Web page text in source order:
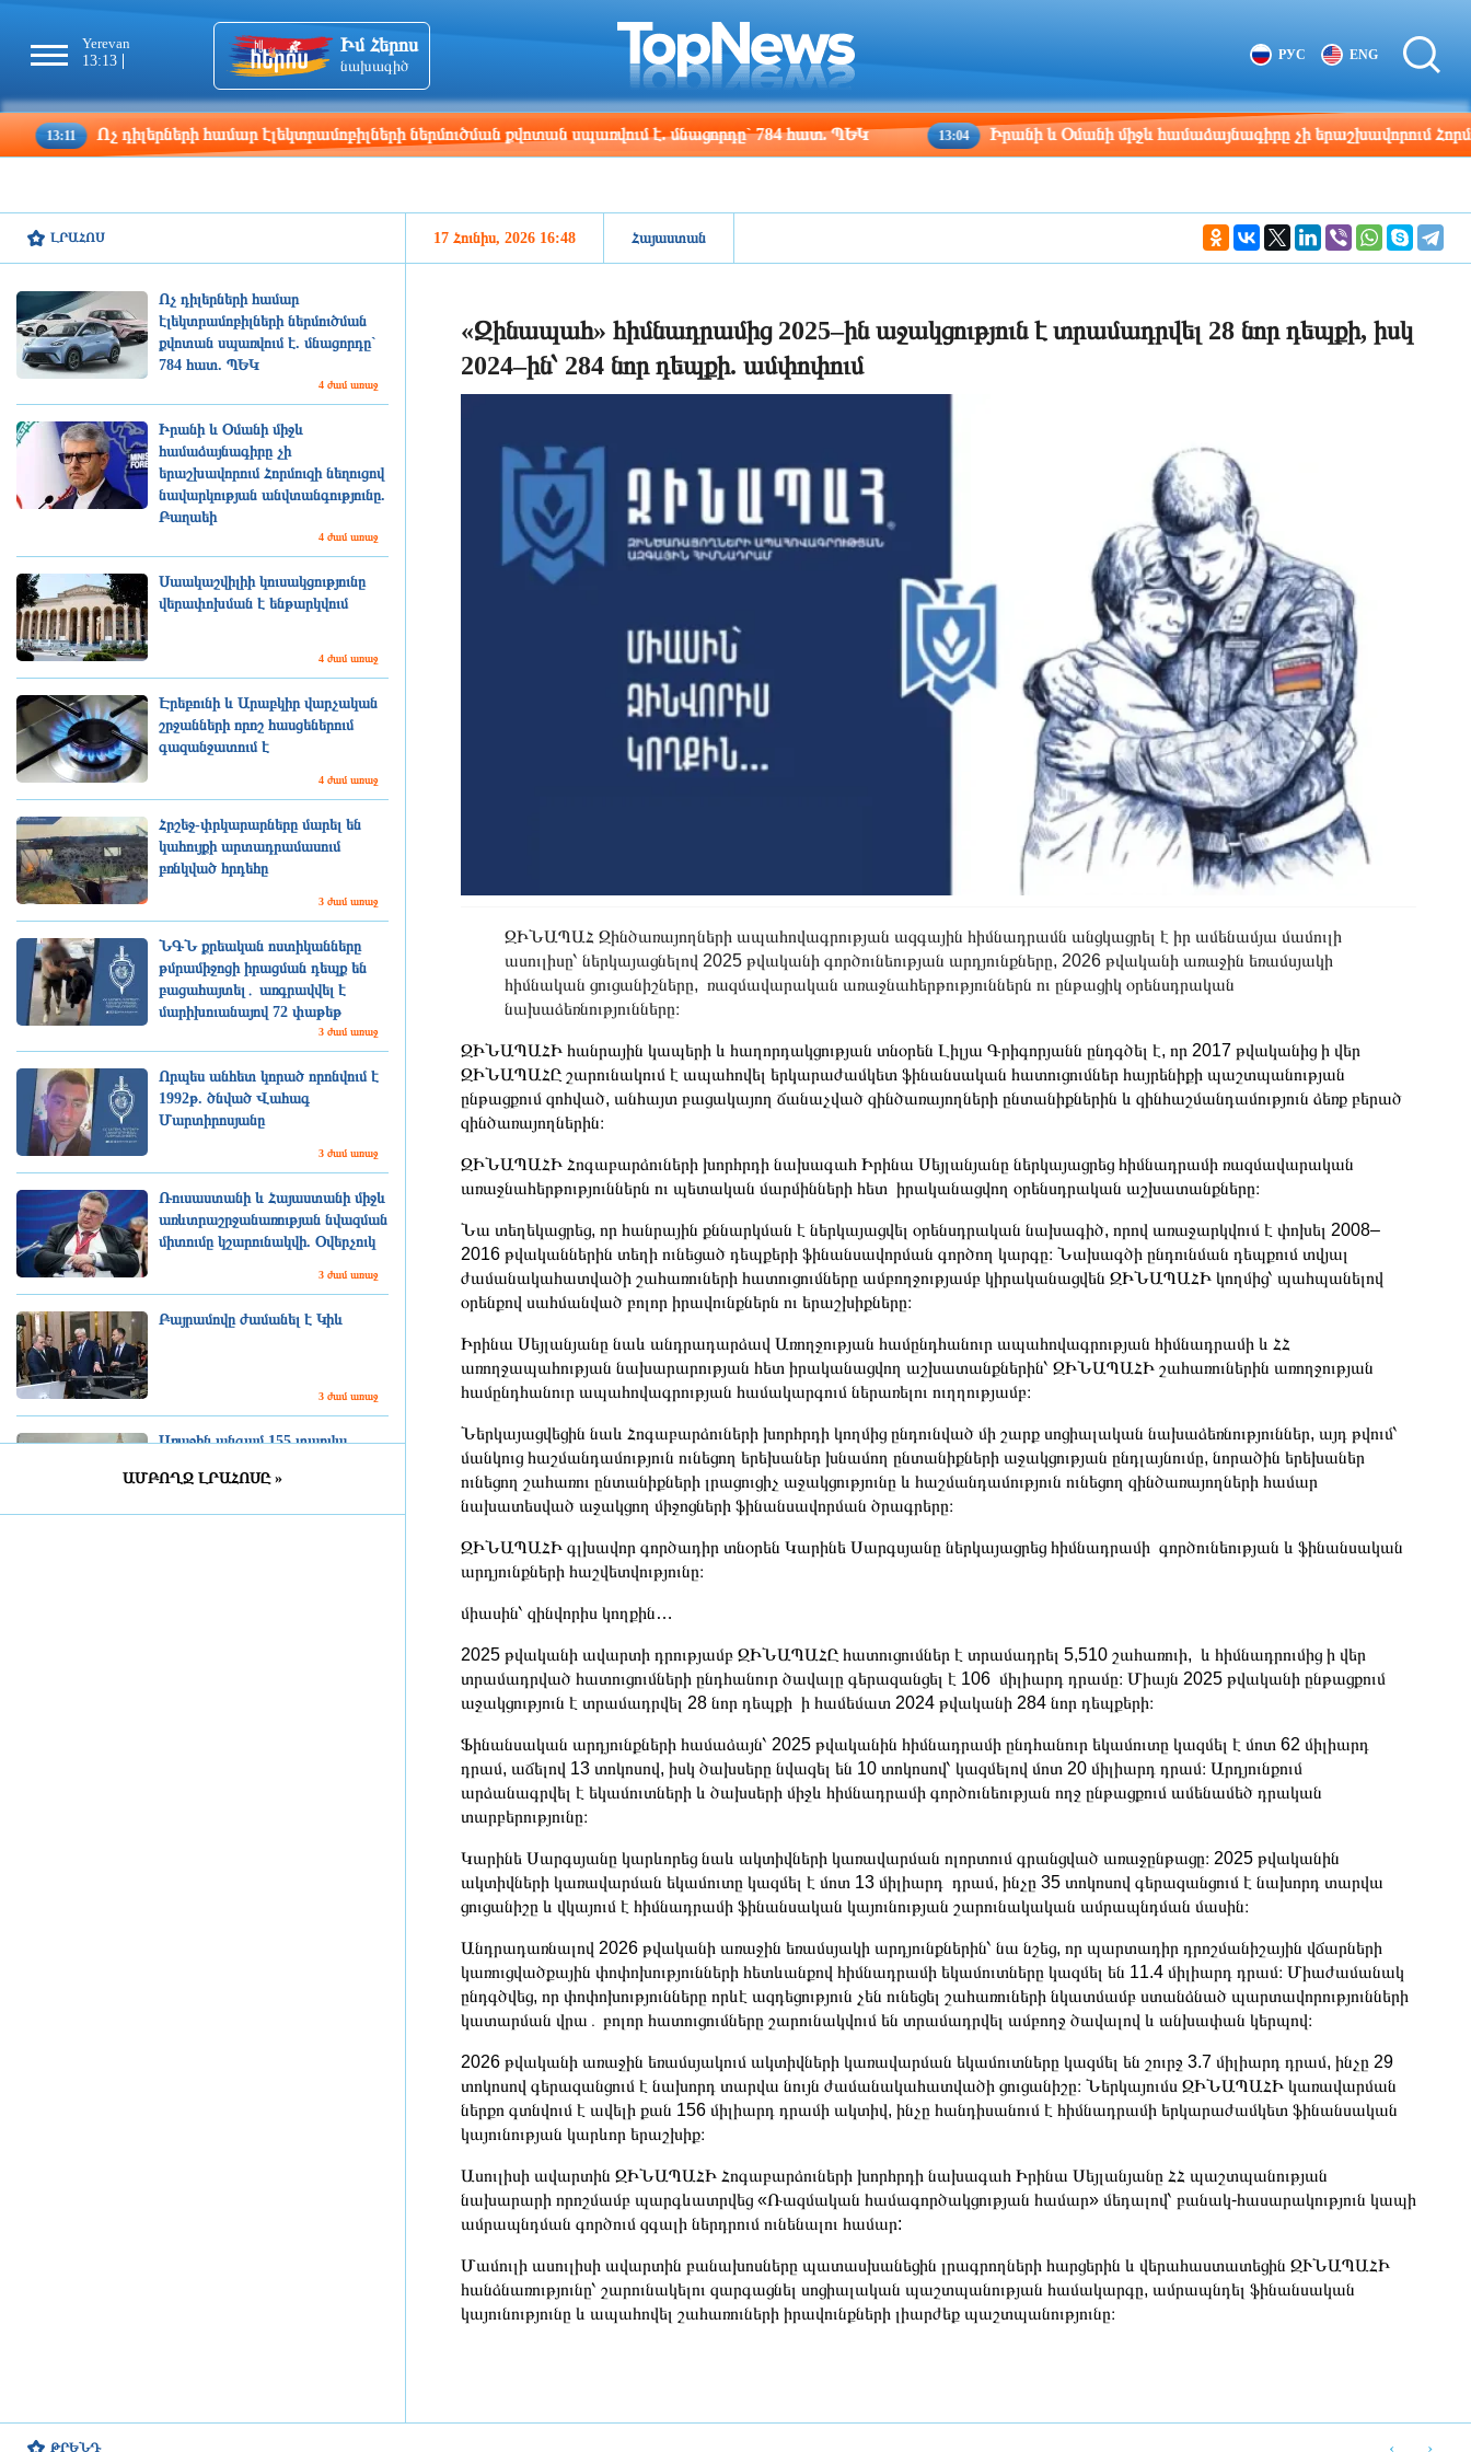
Yerevan
13:13
Tbilisi
13:13
Moscow
12:13
Los Angeles
02:13
Beijing
17:13
Իմ Հերոս
նախագիծ
РУС ENG
Ոչ դիլերների համար էլեկտրամոբիլների ներմուծման քվոտան սպառվում է. մնացորդը` 784 հատ. ՊԵԿ 13:04 Իրանի և Օմանի միջև համաձայնագիրը չի երաշխավորում Հորմուզի
ԼՐԱՀՈՍ
Ոչ դիլերների համար
էլեկտրամոբիլների ներմուծման
քվոտան սպառվում է. մնացորդը`
784 հատ. ՊԵԿ
4 ժամ առաջ
Իրանի և Օմանի միջև
համաձայնագիրը չի
երաշխավորում Հորմուզի նեղուցով
նավարկության անվտանգությունը.
Բաղաեի
4 ժամ առաջ
Սաակաշվիլիի կուսակցությունը
վերափոխման է ենթարկվում
4 ժամ առաջ
Էրեբունի և Արաբկիր վարչական
շրջանների որոշ հասցեներում
գազանջատում է
4 ժամ առաջ
Հրշեջ-փրկարարները մարել են
կահույքի արտադրամասում
բռնկված հրդեհը
3 ժամ առաջ
ՆԳՆ քրեական ոստիկանները
թմրամիջոցի իրացման դեպք են
բացահայտել․ առգրավվել է
մարիխուանայով 72 փաթեթ
3 ժամ առաջ
Որպես անհետ կորած որոնվում է
1992թ. ծնված Վահագ
Մարտիրոսյանը
3 ժամ առաջ
Ռուսաստանի և Հայաստանի միջև
առևտրաշրջանառության նվազման
միտումը կշարունակվի. Օվերչուկ
3 ժամ առաջ
Բայրամովը ժամանել է Կիև
3 ժամ առաջ
Առաջին անգամ 155 տարվա
ամիս անձրև չի տեղացել
3 ժամ առաջ
խորհրդի նիստին. օրակարգում
ԱՄԲՈՂՋ ԼՐԱՀՈՍԸ »
17 Հունիս, 2026 16:48 Հայաստան
«Զինապահ» հիմնադրամից 2025–ին աջակցություն է տրամադրվել 28 նոր դեպքի, իսկ
2024–ին՝ 284 նոր դեպքի. ամփոփում
ԶԻՆԱՊԱՀ Զինծառայողների ապահովագրության ազգային հիմնադրամն անցկացրել է իր ամենամյա մամուլի
ասուլիսը՝ ներկայացնելով 2025 թվականի գործունեության արդյունքները, 2026 թվականի առաջին եռամսյակի
հիմնական ցուցանիշները, ռազմավարական առաջնահերթություններն ու ընթացիկ օրենսդրական
նախաձեռնությունները։
ԶԻՆԱՊԱՀԻ հանրային կապերի և հաղորդակցության տնօրեն Լիլյա Գրիգորյանն ընդգծել է, որ 2017 թվականից ի վեր
ԶԻՆԱՊԱՀԸ շարունակում է ապահովել երկարաժամկետ ֆինանսական հատուցումներ հայրենիքի պաշտպանության
ընթացքում զոհված, անհայտ բացակայող ճանաչված զինծառայողների ընտանիքներին և զինհաշմանդամություն ձեռք բերած
զինծառայողներին։
ԶԻՆԱՊԱՀԻ Հոգաբարձուների խորհրդի նախագահ Իրինա Սեյլանյանը ներկայացրեց հիմնադրամի ռազմավարական
առաջնահերթություններն ու պետական մարմինների հետ իրականացվող օրենսդրական աշխատանքները։
Նա տեղեկացրեց, որ հանրային քննարկման է ներկայացվել օրենսդրական նախագիծ, որով առաջարկվում է փոխել 2008–
2016 թվականներին տեղի ունեցած դեպքերի ֆինանսավորման գործող կարգը։ Նախագծի ընդունման դեպքում տվյալ
ժամանակահատվածի շահառուների հատուցումները ամբողջությամբ կիրականացվեն ԶԻՆԱՊԱՀԻ կողմից՝ պահպանելով
օրենքով սահմանված բոլոր իրավունքներն ու երաշխիքները։
Իրինա Սեյլանյանը նաև անդրադարձավ Առողջության համընդհանուր ապահովագրության հիմնադրամի և ՀՀ
առողջապահության նախարարության հետ իրականացվող աշխատանքներին՝ ԶԻՆԱՊԱՀԻ շահառուներին առողջության
համընդհանուր ապահովագրության համակարգում ներառելու ուղղությամբ։
Ներկայացվեցին նաև Հոգաբարձուների խորհրդի կողմից ընդունված մի շարք սոցիալական նախաձեռնություններ, այդ թվում՝
մանկուց հաշմանդամություն ունեցող երեխաներ խնամող ընտանիքների աջակցության ընդլայնումը, նորածին երեխաներ
ունեցող շահառու ընտանիքների լրացուցիչ աջակցությունը և հաշմանդամություն ունեցող զինծառայողների համար
նախատեսված աջակցող միջոցների ֆինանսավորման ծրագրերը։
ԶԻՆԱՊԱՀԻ գլխավոր գործադիր տնօրեն Կարինե Սարգսյանը ներկայացրեց հիմնադրամի գործունեության և ֆինանսական
արդյունքների հաշվետվությունը։
միասին՝ զինվորիս կողքին…
2025 թվականի ավարտի դրությամբ ԶԻՆԱՊԱՀԸ հատուցումներ է տրամադրել 5,510 շահառուի, և հիմնադրումից ի վեր
տրամադրված հատուցումների ընդհանուր ծավալը գերազանցել է 106 միլիարդ դրամը։ Միայն 2025 թվականի ընթացքում
աջակցություն է տրամադրվել 28 նոր դեպքի ի համեմատ 2024 թվականի 284 նոր դեպքերի։
Ֆինանսական արդյունքների համաձայն՝ 2025 թվականին հիմնադրամի ընդհանուր եկամուտը կազմել է մոտ 62 միլիարդ
դրամ, աճելով 13 տոկոսով, իսկ ծախսերը նվազել են 10 տոկոսով՝ կազմելով մոտ 20 միլիարդ դրամ։ Արդյունքում
արձանագրվել է եկամուտների և ծախսերի միջև հիմնադրամի գործունեության ողջ ընթացքում ամենամեծ դրական
տարբերությունը։
Կարինե Սարգսյանը կարևորեց նաև ակտիվների կառավարման ոլորտում գրանցված առաջընթացը։ 2025 թվականին
ակտիվների կառավարման եկամուտը կազմել է մոտ 13 միլիարդ դրամ, ինչը 35 տոկոսով գերազանցում է նախորդ տարվա
ցուցանիշը և վկայում է հիմնադրամի ֆինանսական կայունության շարունակական ամրապնդման մասին։
Անդրադառնալով 2026 թվականի առաջին եռամսյակի արդյունքներին՝ նա նշեց, որ պարտադիր դրոշմանիշային վճարների
կառուցվածքային փոփոխությունների հետևանքով հիմնադրամի եկամուտները կազմել են 11.4 միլիարդ դրամ։ Միաժամանակ
ընդգծվեց, որ փոփոխությունները որևէ ազդեցություն չեն ունեցել շահառուների նկատմամբ ստանձնած պարտավորությունների
կատարման վրա․ բոլոր հատուցումները շարունակվում են տրամադրվել ամբողջ ծավալով և անխափան կերպով։
2026 թվականի առաջին եռամսյակում ակտիվների կառավարման եկամուտները կազմել են շուրջ 3.7 միլիարդ դրամ, ինչը 29
տոկոսով գերազանցում է նախորդ տարվա նույն ժամանակահատվածի ցուցանիշը։ Ներկայումս ԶԻՆԱՊԱՀԻ կառավարման
ներքո գտնվում է ավելի քան 156 միլիարդ դրամի ակտիվ, ինչը հանդիսանում է հիմնադրամի երկարաժամկետ ֆինանսական
կայունության կարևոր երաշխիք։
Ասուլիսի ավարտին ԶԻՆԱՊԱՀԻ Հոգաբարձուների խորհրդի նախագահ Իրինա Սեյլանյանը ՀՀ պաշտպանության
նախարարի որոշմամբ պարգևատրվեց «Ռազմական համագործակցության համար» մեդալով՝ բանակ-հասարակություն կապի
ամրապնդման գործում զգալի ներդրում ունենալու համար:
Մամուլի ասուլիսի ավարտին բանախոսները պատասխանեցին լրագրողների հարցերին և վերահաստատեցին ԶՒՆԱՊԱՀԻ
հանձնառությունը՝ շարունակելու զարգացնել սոցիալական պաշտպանության համակարգը, ամրապնդել ֆինանսական
կայունությունը և ապահովել շահառուների իրավունքների լիարժեք պաշտպանությունը։
ԹՐԵՆԴ